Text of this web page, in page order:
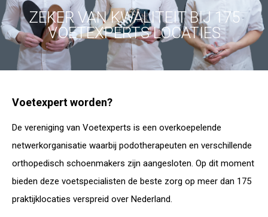
ZEKER VAN KWALITEIT BIJ 175
VOETEXPERTS LOCATIES
Voetexpert worden?
De vereniging van Voetexperts is een overkoepelende
netwerkorganisatie waarbij podotherapeuten en verschillende
orthopedisch schoenmakers zijn aangesloten. Op dit moment
bieden deze voetspecialisten de beste zorg op meer dan 175
praktijklocaties verspreid over Nederland.